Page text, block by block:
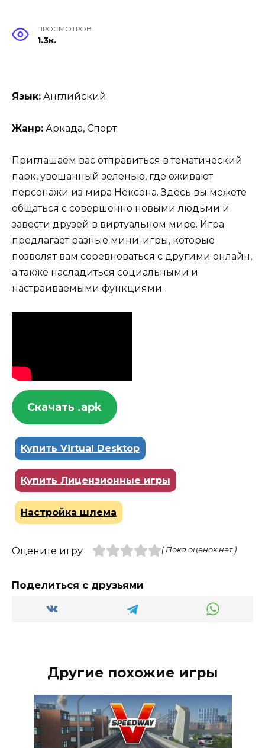
ПРОСМОТРОВ
1.3к.
Язык: Английский
Жанр: Аркада, Спорт
Приглашаем вас отправиться в тематический
парк, увешанный зеленью, где оживают
персонажи из мира Нексона. Здесь вы можете
общаться с совершенно новыми людьми и
завести друзей в виртуальном мире. Игра
предлагает разные мини-игры, которые
позволят вам соревноваться с другими онлайн,
а также насладиться социальными и
настраиваемыми функциями.
Скачать .apk
Купить Virtual Desktop
Купить Лицензионные игры
Настройка шлема
Оцените игру ( Пока оценок нет )
Поделиться с друзьями
Другие похожие игры